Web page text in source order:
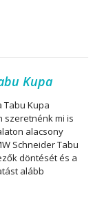
Kupa
Tabu Kupa
szeretnénk mi is
alacsony
Schneider Tabu
döntését és a
alább